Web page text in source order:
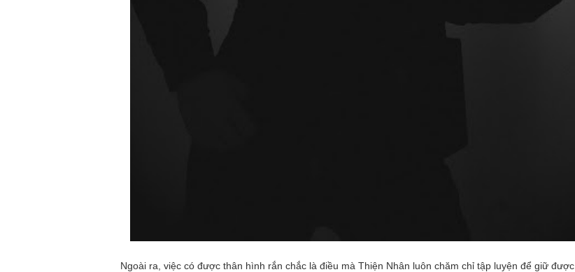
Ngoài ra, việc có được thân hình rắn chắc là điều mà Thiện Nhân luôn chăm chỉ tập luyện để giữ được